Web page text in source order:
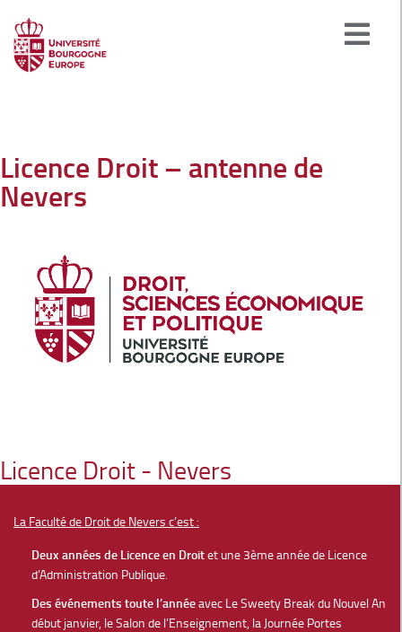
Licence Droit – antenne de
Nevers
Licence Droit - Nevers
La Faculté de Droit de Nevers c’est :
Deux années de Licence en Droitet une 3ème année de Licence
d’Administration Publique.
Des événements toute l’annéeavec Le Sweety Break du Nouvel An
début janvier, le Salon de l’Enseignement, la Journée Portes